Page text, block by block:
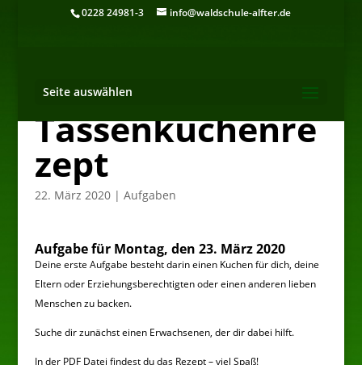
0228 24981-3 info@waldschule-alfter.de
Seite auswählen
Tassenkuchenre
zept
22. März 2020| Aufgaben
Aufgabe für Montag, den 23. März 2020
Deine erste Aufgabe besteht darin einen Kuchen für dich, deine
Eltern oder Erziehungsberechtigten oder einen anderen lieben
Menschen zu backen.
Suche dir zunächst einen Erwachsenen, der dir dabei hilft.
In der PDF Datei findest du das Rezept – viel Spaß!